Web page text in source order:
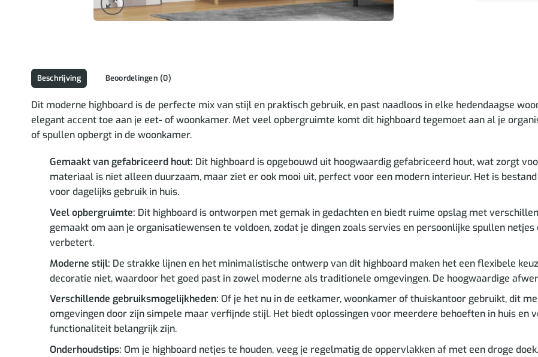
Beschrijving Beoordelingen (0)
Dit moderne highboard is de perfecte mix van stijl en praktisch gebruik, en past naadloos in elke hedendaagse
elegant accent toe aan je eet- of woonkamer. Met veel opbergruimte komt dit highboard tegemoet aan al je
of spullen opbergt in de woonkamer.
Gemaakt van gefabriceerd hout: Dit highboard is opgebouwd uit hoogwaardig gefabriceerd hout, wat zorgt
materiaal is niet alleen duurzaam, maar ziet er ook mooi uit, perfect voor een modern interieur. Het is
voor dagelijks gebruik in huis.
Veel opbergruimte: Dit highboard is ontworpen met gemak in gedachten en biedt ruime opslag met
gemaakt om aan je organisatiewensen te voldoen, zodat je dingen zoals servies en persoonlijke spullen
verbetert.
Moderne stijl: De strakke lijnen en het minimalistische ontwerp van dit highboard maken het een flexibele
decoratie niet, waardoor het goed past in zowel moderne als traditionele omgevingen. De hoogwaardige
Verschillende gebruiksmogelijkheden: Of je het nu in de eetkamer, woonkamer of thuiskantoor gebruikt, dit
omgevingen door zijn simpele maar verfijnde stijl. Het biedt oplossingen voor meerdere behoeften in huis en
functionaliteit belangrijk zijn.
Onderhoudstips: Om je highboard netjes te houden, veeg je regelmatig de oppervlakken af met een droge